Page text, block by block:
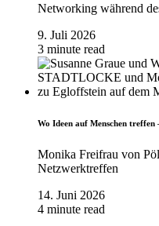
Networking während
9. Juli 2026
3 minute read
Wo Ideen auf Menschen
Monika Freifrau von
Netzwerktreffen
14. Juni 2026
4 minute read